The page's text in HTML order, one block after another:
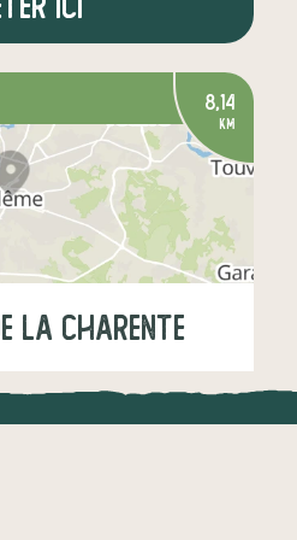
8,14
km
la Charente